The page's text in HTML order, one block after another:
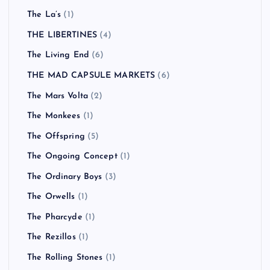
The La’s (1)
THE LIBERTINES (4)
The Living End (6)
THE MAD CAPSULE MARKETS (6)
The Mars Volta (2)
The Monkees (1)
The Offspring (5)
The Ongoing Concept(1)
The Ordinary Boys (3)
The Orwells (1)
The Pharcyde (1)
The Rezillos(1)
The Rolling Stones (1)